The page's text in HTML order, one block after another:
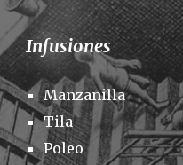
Infusiones
Manzanilla
Tila
Poleo